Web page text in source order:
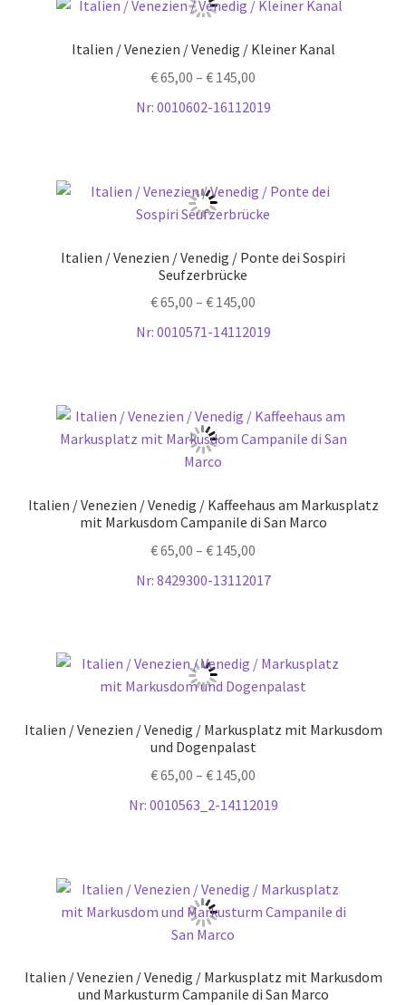
Italien / Venezien / Venedig / Kleiner Kanal
€65,00 – € 145,00
Nr: 0010602-16112019
Italien / Venezien / Venedig / Ponte dei Sospiri
Seufzerbrücke
€65,00 – € 145,00
Nr: 0010571-14112019
Italien / Venezien / Venedig / Kaffeehaus am Markusplatz
mit Markusdom Campanile di San Marco
€65,00 – € 145,00
Nr: 8429300-13112017
Italien / Venezien / Venedig / Markusplatz mit Markusdom
und Dogenpalast
€65,00 – € 145,00
Nr: 0010563_2-14112019
Italien / Venezien / Venedig / Markusplatz mit Markusdom
und Markusturm Campanile di San Marco